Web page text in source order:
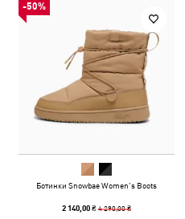
-50%
Ботинки Snowbae Women’s Boots
2 140,00 ₴4 290,00 ₴